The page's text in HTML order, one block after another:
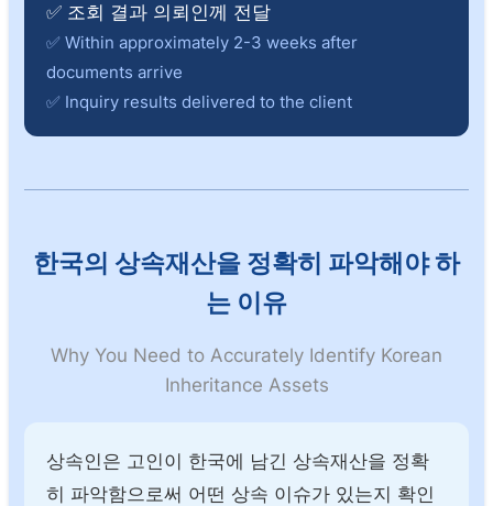
✅ 조회 결과 의뢰인께 전달
✅ Within approximately 2-3 weeks after
documents arrive
✅ Inquiry results delivered to the client
한국의 상속재산을 정확히 파악해야 하
는 이유
Why You Need to Accurately Identify Korean
Inheritance Assets
상속인은 고인이 한국에 남긴 상속재산을 정확
히 파악함으로써 어떤 상속 이슈가 있는지 확인